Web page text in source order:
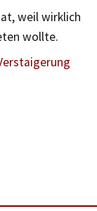
weil wirklich
wollte.